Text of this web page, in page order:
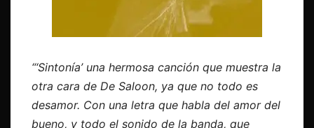
“‘Sintonía’ una hermosa canción que muestra la
otra cara de De Saloon, ya que no todo es
desamor. Con una letra que habla del amor del
bueno, y todo el sonido de la banda, que